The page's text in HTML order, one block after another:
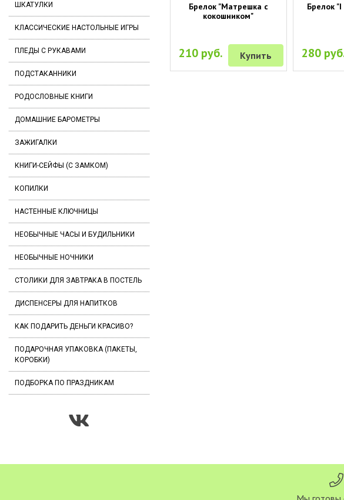
ШКАТУЛКИ
КЛАССИЧЕСКИЕ НАСТОЛЬНЫЕ ИГРЫ
ПЛЕДЫ С РУКАВАМИ
ПОДСТАКАННИКИ
РОДОСЛОВНЫЕ КНИГИ
ДОМАШНИЕ БАРОМЕТРЫ
ЗАЖИГАЛКИ
КНИГИ-СЕЙФЫ (С ЗАМКОМ)
КОПИЛКИ
НАСТЕННЫЕ КЛЮЧНИЦЫ
НЕОБЫЧНЫЕ ЧАСЫ И БУДИЛЬНИКИ
НЕОБЫЧНЫЕ НОЧНИКИ
СТОЛИКИ ДЛЯ ЗАВТРАКА В ПОСТЕЛЬ
ДИСПЕНСЕРЫ ДЛЯ НАПИТКОВ
КАК ПОДАРИТЬ ДЕНЬГИ КРАСИВО?
ПОДАРОЧНАЯ УПАКОВКА (ПАКЕТЫ,
КОРОБКИ)
ПОДБОРКА ПО ПРАЗДНИКАМ
Брелок "Матрешка с
кокошником"
210 руб. Купить
Брелок
280